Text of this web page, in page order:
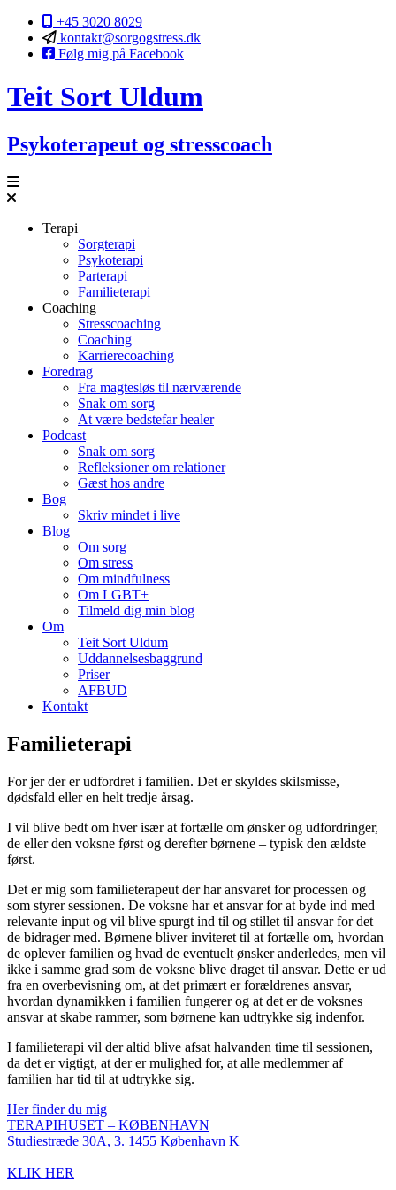
+45 3020 8029
kontakt@sorgogstress.dk
Følg mig på Facebook
Teit Sort Uldum
Psykoterapeut og stresscoach
Terapi
Sorgterapi
Psykoterapi
Parterapi
Familieterapi
Coaching
Stresscoaching
Coaching
Karrierecoaching
Foredrag
Fra magtesløs til nærværende
Snak om sorg
At være bedstefar healer
Podcast
Snak om sorg
Refleksioner om relationer
Gæst hos andre
Bog
Skriv mindet i live
Blog
Om sorg
Om stress
Om mindfulness
Om LGBT+
Tilmeld dig min blog
Om
Teit Sort Uldum
Uddannelsesbaggrund
Priser
AFBUD
Kontakt
Familieterapi
For jer der er udfordret i familien. Det er skyldes skilsmisse,
dødsfald eller en helt tredje årsag.
I vil blive bedt om hver især at fortælle om ønsker og udfordringer,
de eller den voksne først og derefter børnene – typisk den ældste
først.
Det er mig som familieterapeut der har ansvaret for processen og
som styrer sessionen. De voksne har et ansvar for at byde ind med
relevante input og vil blive spurgt ind til og stillet til ansvar for det
de bidrager med. Børnene bliver inviteret til at fortælle om, hvordan
de oplever familien og hvad de eventuelt ønsker anderledes, men vil
ikke i samme grad som de voksne blive draget til ansvar. Dette er ud
fra en overbevisning om, at det primært er forældrenes ansvar,
hvordan dynamikken i familien fungerer og at det er de voksnes
ansvar at skabe rammer, som børnene kan udtrykke sig indenfor.
I familieterapi vil der altid blive afsat halvanden time til sessionen,
da det er vigtigt, at der er mulighed for, at alle medlemmer af
familien har tid til at udtrykke sig.
Her finder du mig
TERAPIHUSET – KØBENHAVN
Studiestræde 30A, 3. 1455 København K
KLIK HER